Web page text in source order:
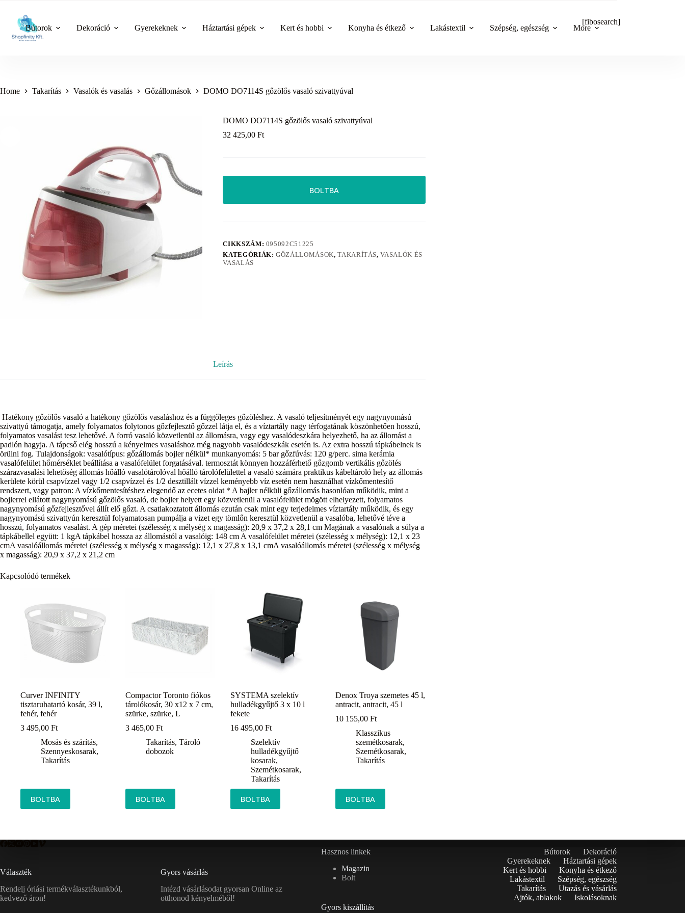
content
Bútorok Dekoráció Gyerekeknek Háztartási gépek Kert és hobbi Konyha és étkező Lakástextil Szépség, egészség More
[fibosearch]
Home Takarítás Vasalók és vasalás Gőzállomások DOMO DO7114S gőzölős vasaló szivattyúval
DOMO DO7114S gőzölős vasaló szivattyúval
32 425,00Ft
BOLTBA
CIKKSZÁM: 095092C51225
KATEGÓRIÁK:GŐZÁLLOMÁSOK,TAKARÍTÁS,VASALÓK ÉS
VASALÁS
Leírás
Hatékony gőzölős vasaló a hatékony gőzölős vasaláshoz és a függőleges gőzöléshez. A vasaló teljesítményét egy nagynyomású
szivattyú támogatja, amely folyamatos folytonos gőzfejlesztő gőzzel látja el, és a víztartály nagy térfogatának köszönhetően hosszú,
folyamatos vasalást tesz lehetővé. A forró vasaló közvetlenül az állomásra, vagy egy vasalódeszkára helyezhető, ha az állomást a
padlón hagyja. A tápcső elég hosszú a kényelmes vasaláshoz még nagyobb vasalódeszkák esetén is. Az extra hosszú tápkábelnek is
örülni fog. Tulajdonságok: vasalótípus: gőzállomás bojler nélkül* munkanyomás: 5 bar gőzfúvás: 120 g/perc. sima kerámia
vasalófelület hőmérséklet beállítása a vasalófelület forgatásával. termosztát könnyen hozzáférhető gőzgomb vertikális gőzölés
szárazvasalási lehetőség állomás hőálló vasalótárolóval hőálló tárolófelülettel a vasaló számára praktikus kábeltároló hely az állomás
kerülete körül csapvízzel vagy 1/2 csapvízzel és 1/2 desztillált vízzel keményebb víz esetén nem használhat vízkőmentesítő
rendszert, vagy patron: A vízkőmentesítéshez elegendő az ecetes oldat * A bajler nélküli gőzállomás hasonlóan működik, mint a
bojlerrel ellátott nagynyomású gőzölős vasaló, de bojler helyett egy közvetlenül a vasalófelület mögött elhelyezett, folyamatos
nagynyomású gőzfejlesztővel állít elő gőzt. A csatlakoztatott állomás ezután csak mint egy terjedelmes víztartály működik, és egy
nagynyomású szivattyún keresztül folyamatosan pumpálja a vizet egy tömlőn keresztül közvetlenül a vasalóba, lehetővé téve a
hosszú, folyamatos vasalást. A gép méretei (szélesség x mélység x magasság): 20,9 x 37,2 x 28,1 cm Magának a vasalónak a súlya a
tápkábellel együtt: 1 kgA tápkábel hossza az állomástól a vasalóig: 148 cm A vasalófelület méretei (szélesség x mélység): 12,1 x 23
cmA vasalóállomás méretei (szélesség x mélység x magasság): 12,1 x 27,8 x 13,1 cmA vasalóállomás méretei (szélesség x mélység
x magasság): 20,9 x 37,2 x 21,2 cm
Kapcsolódó termékek
Curver INFINITY
tisztaruhatartó kosár, 39 l,
fehér, fehér
3 495,00 Ft
Mosás és szárítás,
Szennyeskosarak,
Takarítás
BOLTBA
Compactor Toronto fiókos
tárolókosár, 30 x12 x 7 cm,
szürke, szürke, L
3 465,00Ft
Takarítás,Tároló
dobozok
BOLTBA
SYSTEMA szelektív
hulladékgyűjtő 3 x 10 l
fekete
16 495,00Ft
Szelektív
hulladékgyűjtő
kosarak,
Szemétkosarak,
Takarítás
BOLTBA
Denox Troya szemetes 45 l,
antracit, antracit, 45 l
10 155,00Ft
Klasszikus
szemétkosarak,
Szemétkosarak,
Takarítás
BOLTBA
Választék
Rendelj óriási termékválasztékunkból,
kedvező áron!
Gyors vásárlás
Intézd vásárlásodat gyorsan Online az
otthonod kényelméből!
Hasznos linkek
Magazin
Bolt
Gyors kiszállítás
Bútorok
Dekoráció
Gyerekeknek
Háztartási gépek
Kert és hobbi
Konyha és étkező
Lakástextil
Szépség, egészség
Takarítás
Utazás és vásárlás
Ajtók, ablakok
Iskolásoknak